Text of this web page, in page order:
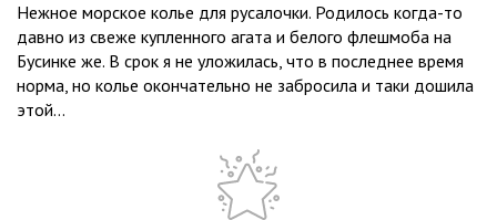
Нежное морское колье для русалочки. Родилось когда-то
давно из свеже купленного агата и белого флешмоба на
Бусинке же. В срок я не уложилась, что в последнее время
норма, но колье окончательно не забросила и таки дошила
этой...